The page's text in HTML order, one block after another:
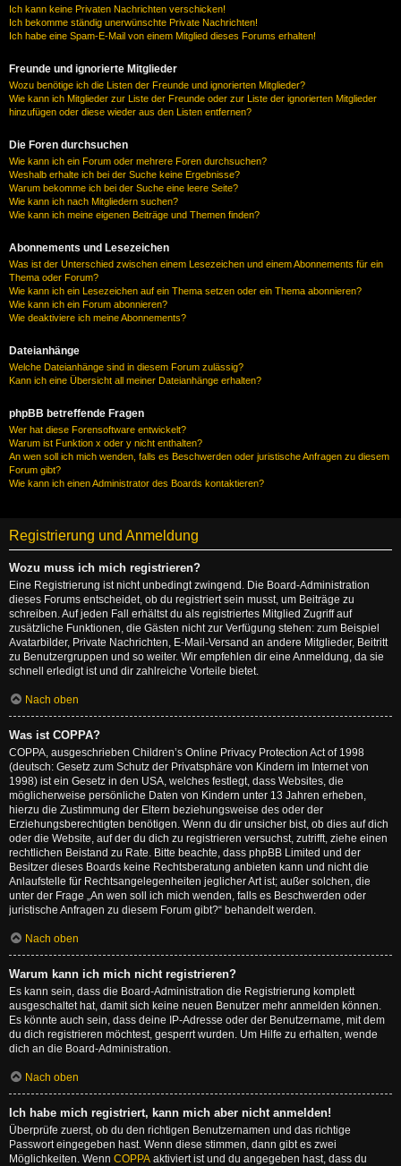
Ich kann keine Privaten Nachrichten verschicken!
Ich bekomme ständig unerwünschte Private Nachrichten!
Ich habe eine Spam-E-Mail von einem Mitglied dieses Forums erhalten!
Freunde und ignorierte Mitglieder
Wozu benötige ich die Listen der Freunde und ignorierten Mitglieder?
Wie kann ich Mitglieder zur Liste der Freunde oder zur Liste der ignorierten Mitglieder
hinzufügen oder diese wieder aus den Listen entfernen?
Die Foren durchsuchen
Wie kann ich ein Forum oder mehrere Foren durchsuchen?
Weshalb erhalte ich bei der Suche keine Ergebnisse?
Warum bekomme ich bei der Suche eine leere Seite?
Wie kann ich nach Mitgliedern suchen?
Wie kann ich meine eigenen Beiträge und Themen finden?
Abonnements und Lesezeichen
Was ist der Unterschied zwischen einem Lesezeichen und einem Abonnements für ein
Thema oder Forum?
Wie kann ich ein Lesezeichen auf ein Thema setzen oder ein Thema abonnieren?
Wie kann ich ein Forum abonnieren?
Wie deaktiviere ich meine Abonnements?
Dateianhänge
Welche Dateianhänge sind in diesem Forum zulässig?
Kann ich eine Übersicht all meiner Dateianhänge erhalten?
phpBB betreffende Fragen
Wer hat diese Forensoftware entwickelt?
Warum ist Funktion x oder y nicht enthalten?
An wen soll ich mich wenden, falls es Beschwerden oder juristische Anfragen zu diesem
Forum gibt?
Wie kann ich einen Administrator des Boards kontaktieren?
Registrierung und Anmeldung
Wozu muss ich mich registrieren?
Eine Registrierung ist nicht unbedingt zwingend. Die Board-Administration
dieses Forums entscheidet, ob du registriert sein musst, um Beiträge zu
schreiben. Auf jeden Fall erhältst du als registriertes Mitglied Zugriff auf
zusätzliche Funktionen, die Gästen nicht zur Verfügung stehen: zum Beispiel
Avatarbilder, Private Nachrichten, E-Mail-Versand an andere Mitglieder, Beitritt
zu Benutzergruppen und so weiter. Wir empfehlen dir eine Anmeldung, da sie
schnell erledigt ist und dir zahlreiche Vorteile bietet.
Nach oben
Was ist COPPA?
COPPA, ausgeschrieben Children’s Online Privacy Protection Act of 1998
(deutsch: Gesetz zum Schutz der Privatsphäre von Kindern im Internet von
1998) ist ein Gesetz in den USA, welches festlegt, dass Websites, die
möglicherweise persönliche Daten von Kindern unter 13 Jahren erheben,
hierzu die Zustimmung der Eltern beziehungsweise des oder der
Erziehungsberechtigten benötigen. Wenn du dir unsicher bist, ob dies auf dich
oder die Website, auf der du dich zu registrieren versuchst, zutrifft, ziehe einen
rechtlichen Beistand zu Rate. Bitte beachte, dass phpBB Limited und der
Besitzer dieses Boards keine Rechtsberatung anbieten kann und nicht die
Anlaufstelle für Rechtsangelegenheiten jeglicher Art ist; außer solchen, die
unter der Frage „An wen soll ich mich wenden, falls es Beschwerden oder
juristische Anfragen zu diesem Forum gibt?“ behandelt werden.
Nach oben
Warum kann ich mich nicht registrieren?
Es kann sein, dass die Board-Administration die Registrierung komplett
ausgeschaltet hat, damit sich keine neuen Benutzer mehr anmelden können.
Es könnte auch sein, dass deine IP-Adresse oder der Benutzername, mit dem
du dich registrieren möchtest, gesperrt wurden. Um Hilfe zu erhalten, wende
dich an die Board-Administration.
Nach oben
Ich habe mich registriert, kann mich aber nicht anmelden!
Überprüfe zuerst, ob du den richtigen Benutzernamen und das richtige
Passwort eingegeben hast. Wenn diese stimmen, dann gibt es zwei
Möglichkeiten. Wenn COPPA aktiviert ist und du angegeben hast, dass du